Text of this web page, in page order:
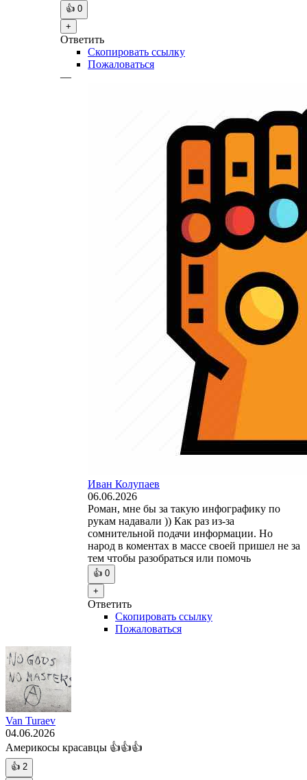
👍 0
+
Ответить
Скопировать ссылку
Пожаловаться
—
Иван Колупаев
06.06.2026
Роман, мне бы за такую инфографику по
рукам надавали )) Как раз из-за
сомнительной подачи информации. Но
народ в коментах в массе своей пришел не за
тем чтобы разобраться или помочь
👍 0
+
Ответить
Скопировать ссылку
Пожаловаться
Van Turaev
04.06.2026
Америкосы красавцы 👍👍👍
👍 2